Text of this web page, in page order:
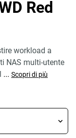
Red
workload a
NAS multi-utente
... Scopri di più